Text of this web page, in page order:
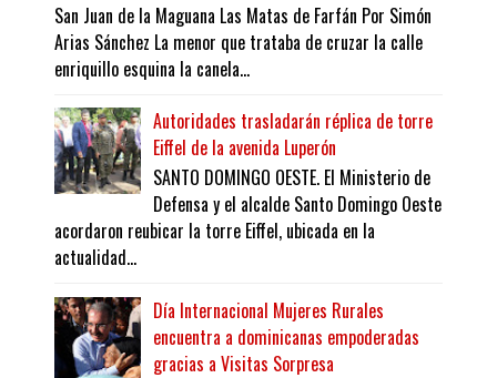
San Juan de la Maguana Las Matas de Farfán Por Simón
Arias Sánchez La menor que trataba de cruzar la calle
enriquillo esquina la canela...
Autoridades trasladarán réplica de torre
Eiffel de la avenida Luperón
SANTO DOMINGO OESTE. El Ministerio de
Defensa y el alcalde Santo Domingo Oeste
acordaron reubicar la torre Eiffel, ubicada en la
actualidad...
Día Internacional Mujeres Rurales
encuentra a dominicanas empoderadas
gracias a Visitas Sorpresa